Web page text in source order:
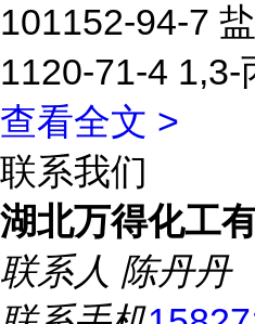
101152-94-7
1120-71-4 1,3-
查看全文 >
联系我们
湖北万得化工
联系人 陈丹丹